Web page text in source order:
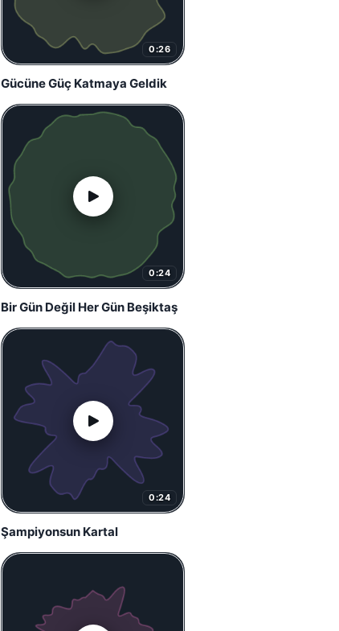
0:26
Gücüne Güç Katmaya Geldik
0:24
Bir Gün Değil Her Gün Beşiktaş
0:24
Şampiyonsun Kartal